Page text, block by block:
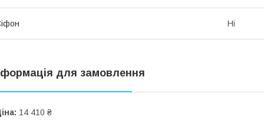
Ні
для замовлення
14 410 ₴